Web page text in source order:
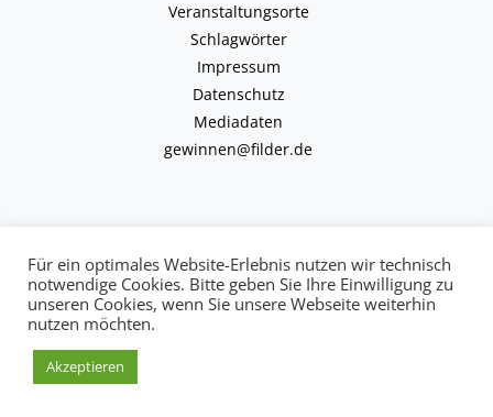
Veranstaltungsorte
Schlagwörter
Impressum
Datenschutz
Mediadaten
gewinnen@filder.de
Copyright © 2026 kulturkalender-filder.de | Powered by kulturkalender-
filder.de
Für ein optimales Website-Erlebnis nutzen wir technisch
notwendige Cookies. Bitte geben Sie Ihre Einwilligung zu
unseren Cookies, wenn Sie unsere Webseite weiterhin
nutzen möchten.
Akzeptieren